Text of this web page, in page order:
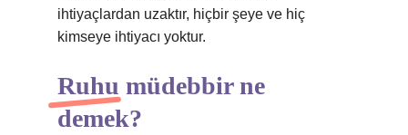
ihtiyaçlardan uzaktır, hiçbir şeye ve hiç
kimseye ihtiyacı yoktur.
Ruhu müdebbir ne
demek?